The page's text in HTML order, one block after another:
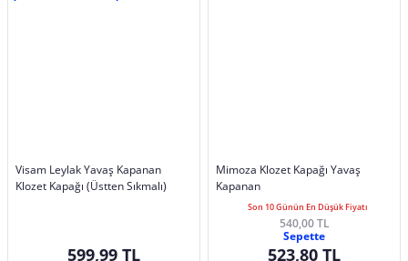
Visam Leylak Yavaş Kapanan
Klozet Kapağı (Üstten Sıkmalı)
599,99 TL
Mimoza Klozet Kapağı Yavaş
Kapanan
Son 10 Günün En Düşük Fiyatı
540,00 TL
Sepette
523,80 TL